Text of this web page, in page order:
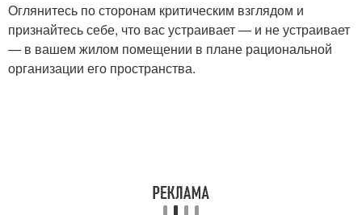
Оглянитесь по сторонам критическим взглядом и
признайтесь себе, что вас устраивает — и не устраивает
— в вашем жилом помещении в плане рациональной
организации его пространства.